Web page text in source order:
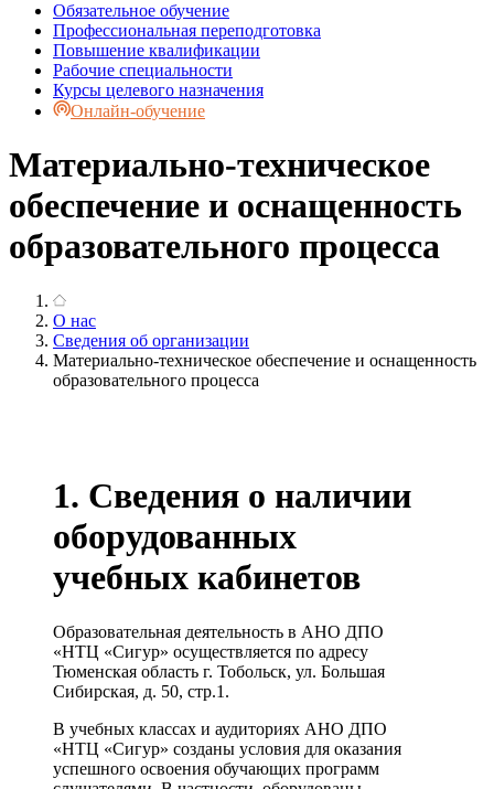
Обязательное обучение
Профессиональная переподготовка
Повышение квалификации
Рабочие специальности
Курсы целевого назначения
Онлайн-обучение
Материально-техническое
обеспечение и оснащенность
образовательного процесса
О нас
Сведения об организации
Материально-техническое обеспечение и оснащенность
образовательного процесса
1. Сведения о наличии
оборудованных
учебных кабинетов
Образовательная деятельность в АНО ДПО
«НТЦ «Сигур» осуществляется по адресу
Тюменская область г. Тобольск, ул. Большая
Сибирская, д. 50, стр.1.
В учебных классах и аудиториях АНО ДПО
«НТЦ «Сигур» созданы условия для оказания
успешного освоения обучающих программ